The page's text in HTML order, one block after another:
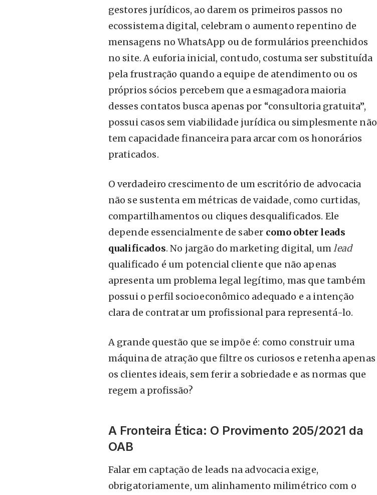
gestores jurídicos, ao darem os primeiros passos no
ecossistema digital, celebram o aumento repentino de
mensagens no WhatsApp ou de formulários preenchidos
no site. A euforia inicial, contudo, costuma ser substituída
pela frustração quando a equipe de atendimento ou os
próprios sócios percebem que a esmagadora maioria
desses contatos busca apenas por “consultoria gratuita”,
possui casos sem viabilidade jurídica ou simplesmente não
tem capacidade financeira para arcar com os honorários
praticados.
O verdadeiro crescimento de um escritório de advocacia
não se sustenta em métricas de vaidade, como curtidas,
compartilhamentos ou cliques desqualificados. Ele
depende essencialmente de saber como obter leads
qualificados. No jargão do marketing digital, umlead
qualificado é um potencial cliente que não apenas
apresenta um problema legal legítimo, mas que também
possui o perfil socioeconômico adequado e a intenção
clara de contratar um profissional para representá-lo.
A grande questão que se impõe é: como construir uma
máquina de atração que filtre os curiosos e retenha apenas
os clientes ideais, sem ferir a sobriedade e as normas que
regem a profissão?
A Fronteira Ética: O Provimento 205/2021 da
OAB
Falar em captação de leads na advocacia exige,
obrigatoriamente, um alinhamento milimétrico com o